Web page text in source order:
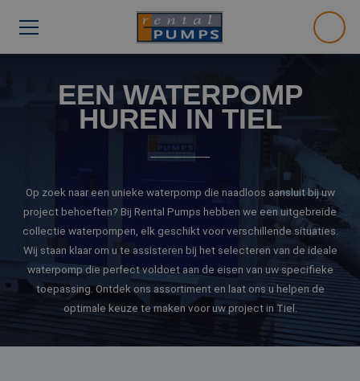
EEN WATERPOMP
HUREN IN TIEL
Op zoek naar een unieke waterpomp die naadloos aansluit bij uw
project behoeften? Bij Rental Pumps hebben we een uitgebreide
collectie waterpompen, elk geschikt voor verschillende situaties.
Wij staan klaar om u te assisteren bij het selecteren van de ideale
waterpomp die perfect voldoet aan de eisen van uw specifieke
toepassing. Ontdek ons assortiment en laat ons u helpen de
optimale keuze te maken voor uw project in Tiel.